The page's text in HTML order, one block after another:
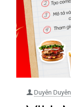
Duyên Duyên